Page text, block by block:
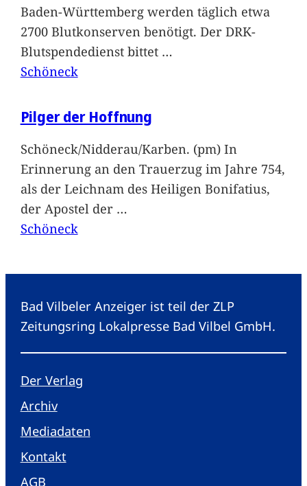
Baden-Württemberg werden täglich etwa
2700 Blutkonserven benötigt. Der DRK-
Blutspendedienst bittet …
Schöneck
Pilger der Hoffnung
Schöneck/Nidderau/Karben. (pm) In
Erinnerung an den Trauerzug im Jahre 754,
als der Leichnam des Heiligen Bonifatius,
der Apostel der …
Schöneck
Bad Vilbeler Anzeiger ist teil der ZLP
Zeitungsring Lokalpresse Bad Vilbel GmbH.
Der Verlag
Archiv
Mediadaten
Kontakt
AGB